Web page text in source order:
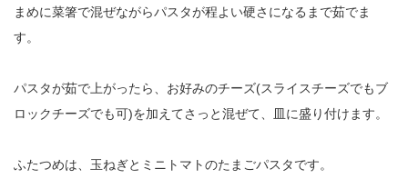
まめに菜箸で混ぜながらパスタが程よい硬さになるまで茹でま
す。
パスタが茹で上がったら、お好みのチーズ(スライスチーズでもブ
ロックチーズでも可)を加えてさっと混ぜて、皿に盛り付けます。
ふたつめは、玉ねぎとミニトマトのたまごパスタです。